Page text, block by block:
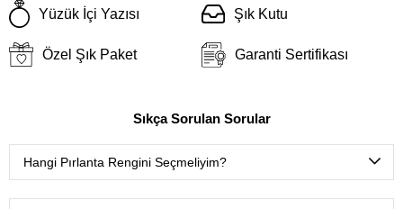
Yüzük İçi Yazısı Şık Kutu
Özel Şık Paket Garanti Sertifikası
Sıkça Sorulan Sorular
Hangi Pırlanta Rengini Seçmeliyim?
D color(Çok nadir bulunan ekstra beyaz),E color(Nadir